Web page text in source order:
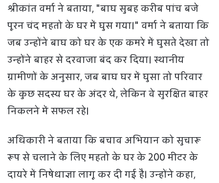
श्रीकांत वर्मा ने बताया, "बाघ सुबह करीब पांच बजे
पूरन चंद महतो के घर में घुस गया।" वर्मा ने बताया कि
जब उन्होंने बाघ को घर के एक कमरे में घुसते देखा तो
उन्होंने बाहर से दरवाजा बंद कर दिया। स्थानीय
ग्रामीणों के अनुसार, जब बाघ घर में घुसा तो परिवार
के कुछ सदस्य घर के अंदर थे, लेकिन वे सुरक्षित बाहर
निकलने में सफल रहे।
अधिकारी ने बताया कि बचाव अभियान को सुचारू
रूप से चलाने के लिए महतो के घर के 200 मीटर के
दायरे में निषेधाज्ञा लागू कर दी गई है। उन्होंने कहा,